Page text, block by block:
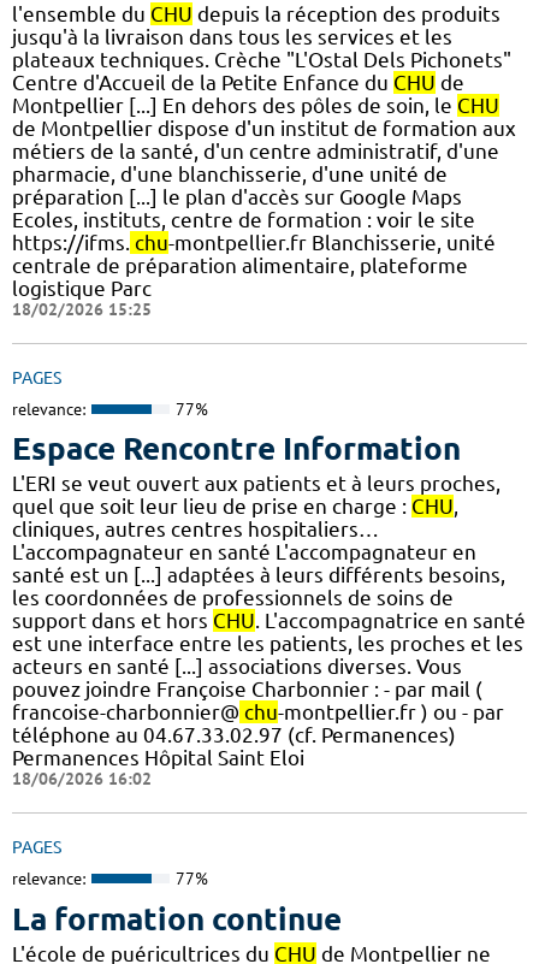
l'ensemble du CHU depuis la réception des produits
jusqu'à la livraison dans tous les services et les
plateaux techniques. Crèche "L'Ostal Dels Pichonets"
Centre d'Accueil de la Petite Enfance du CHU de
Montpellier [...] En dehors des pôles de soin, le CHU
de Montpellier dispose d'un institut de formation aux
métiers de la santé, d'un centre administratif, d'une
pharmacie, d'une blanchisserie, d'une unité de
préparation [...] le plan d'accès sur Google Maps
Ecoles, instituts, centre de formation : voir le site
https://ifms. chu-montpellier.fr Blanchisserie, unité
centrale de préparation alimentaire, plateforme
logistique Parc
18/02/2026 15:25
PAGES
relevance: 77%
Espace Rencontre Information
L'ERI se veut ouvert aux patients et à leurs proches,
quel que soit leur lieu de prise en charge : CHU,
cliniques, autres centres hospitaliers…
L'accompagnateur en santé L'accompagnateur en
santé est un [...] adaptées à leurs différents besoins,
les coordonnées de professionnels de soins de
support dans et hors CHU. L'accompagnatrice en santé
est une interface entre les patients, les proches et les
acteurs en santé [...] associations diverses. Vous
pouvez joindre Françoise Charbonnier : - par mail (
francoise-charbonnier@ chu-montpellier.fr ) ou - par
téléphone au 04.67.33.02.97 (cf. Permanences)
Permanences Hôpital Saint Eloi
18/06/2026 16:02
PAGES
relevance: 77%
La formation continue
L'école de puéricultrices du CHU de Montpellier ne